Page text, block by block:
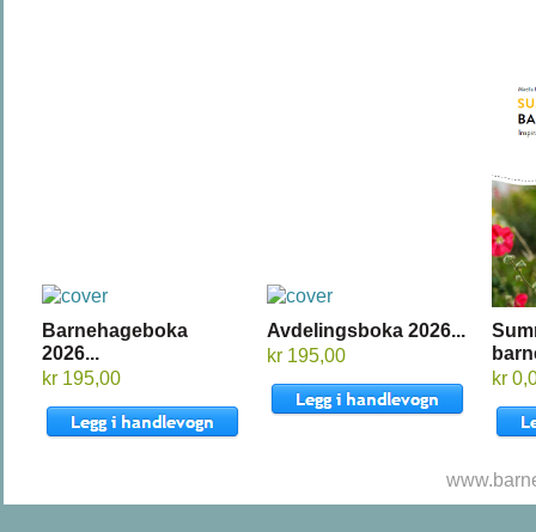
Barnehageboka
2026...
kr 195,00
Avdelingsboka 2026...
kr 195,00
kr